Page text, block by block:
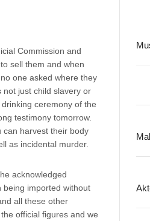
Commission and
sell them and when
one asked where they
just child slavery or
ceremony of the
testimony tomorrow.
can harvest their body
as incidental murder.
acknowledged
being imported without
all these other
official figures and we